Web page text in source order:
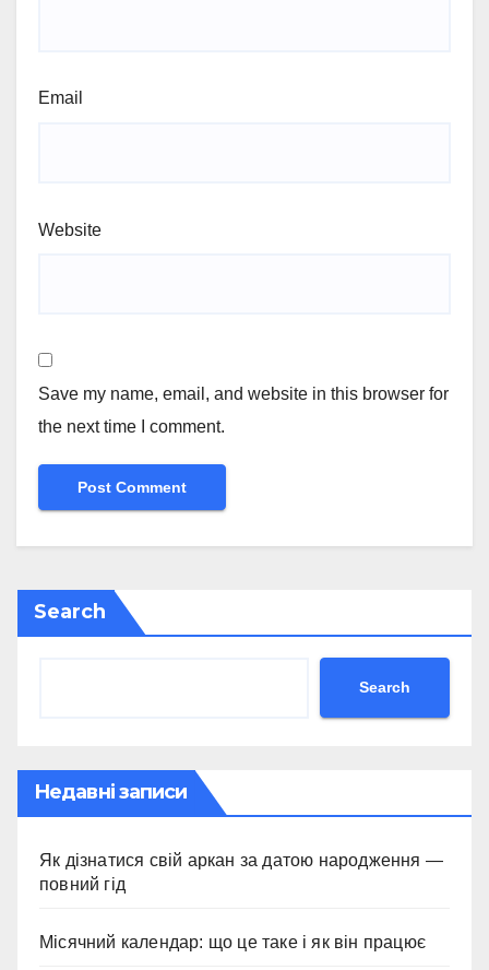
Email
Website
Save my name, email, and website in this browser for
the next time I comment.
Search
Search
Недавні записи
Як дізнатися свій аркан за датою народження —
повний гід
Місячний календар: що це таке і як він працює